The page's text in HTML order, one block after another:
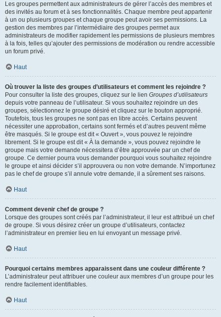
Les groupes permettent aux administrateurs de gérer l’accès des membres et
des invités au forum et à ses fonctionnalités. Chaque membre peut appartenir
à un ou plusieurs groupes et chaque groupe peut avoir ses permissions. La
gestion des membres par l’intermédiaire des groupes permet aux
administrateurs de modifier rapidement les permissions de plusieurs membres
à la fois, telles qu’ajouter des permissions de modération ou rendre accessible
un forum privé.
Haut
Où trouver la liste des groupes d’utilisateurs et comment les rejoindre ?
Pour consulter la liste des groupes, cliquez sur le lien Groupes d’utilisateurs
depuis votre panneau de l’utilisateur. Si vous souhaitez rejoindre un des
groupes, sélectionnez le groupe désiré et cliquez sur le bouton approprié.
Toutefois, tous les groupes ne sont pas en libre accès. Certains peuvent
nécessiter une approbation, certains sont fermés et d’autres peuvent même
être masqués. Si le groupe est dit « Ouvert », vous pouvez le rejoindre
librement. Si le groupe est dit « À la demande », vous pouvez rejoindre le
groupe mais votre demande nécessitera d’être approuvée par un chef de
groupe. Ce dernier pourra vous demander pourquoi vous souhaitez rejoindre
le groupe et ainsi décider s’il approuvera ou non votre demande. N’importunez
pas le chef de groupe s’il annule votre demande, il a sûrement ses raisons.
Haut
Comment devenir chef de groupe ?
Lorsque des groupes sont créés par l’administrateur, il leur est attribué un chef
de groupe. Si vous désirez créer un groupe d’utilisateurs, contactez
l’administrateur en premier lieu en lui envoyant un message privé.
Haut
Pourquoi certains membres apparaissent dans une couleur différente ?
L’administrateur peut attribuer une couleur aux membres d’un groupe pour les
rendre facilement identifiables.
Haut